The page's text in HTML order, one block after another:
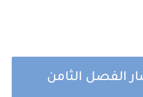
الفصل الثامن